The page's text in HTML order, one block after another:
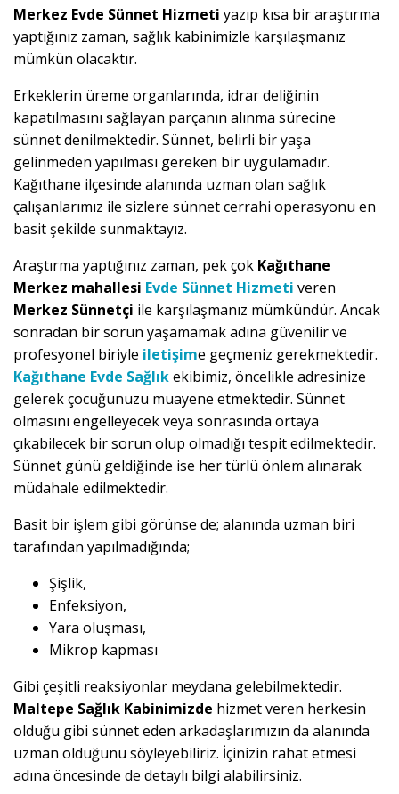
Merkez Evde Sünnet Hizmeti yazıp kısa bir araştırma
yaptığınız zaman, sağlık kabinimizle karşılaşmanız
mümkün olacaktır.
Erkeklerin üreme organlarında, idrar deliğinin
kapatılmasını sağlayan parçanın alınma sürecine
sünnet denilmektedir. Sünnet, belirli bir yaşa
gelinmeden yapılması gereken bir uygulamadır.
Kağıthane ilçesinde alanında uzman olan sağlık
çalışanlarımız ile sizlere sünnet cerrahi operasyonu en
basit şekilde sunmaktayız.
Araştırma yaptığınız zaman, pek çok Kağıthane
Merkez mahallesi Evde Sünnet Hizmeti veren
Merkez Sünnetçi ile karşılaşmanız mümkündür. Ancak
sonradan bir sorun yaşamamak adına güvenilir ve
profesyonel biriyle iletişime geçmeniz gerekmektedir.
Kağıthane Evde Sağlıkekibimiz, öncelikle adresinize
gelerek çocuğunuzu muayene etmektedir. Sünnet
olmasını engelleyecek veya sonrasında ortaya
çıkabilecek bir sorun olup olmadığı tespit edilmektedir.
Sünnet günü geldiğinde ise her türlü önlem alınarak
müdahale edilmektedir.
Basit bir işlem gibi görünse de; alanında uzman biri
tarafından yapılmadığında;
Şişlik,
Enfeksiyon,
Yara oluşması,
Mikrop kapması
Gibi çeşitli reaksiyonlar meydana gelebilmektedir.
Maltepe Sağlık Kabinimizde hizmet veren herkesin
olduğu gibi sünnet eden arkadaşlarımızın da alanında
uzman olduğunu söyleyebiliriz. İçinizin rahat etmesi
adına öncesinde de detaylı bilgi alabilirsiniz.